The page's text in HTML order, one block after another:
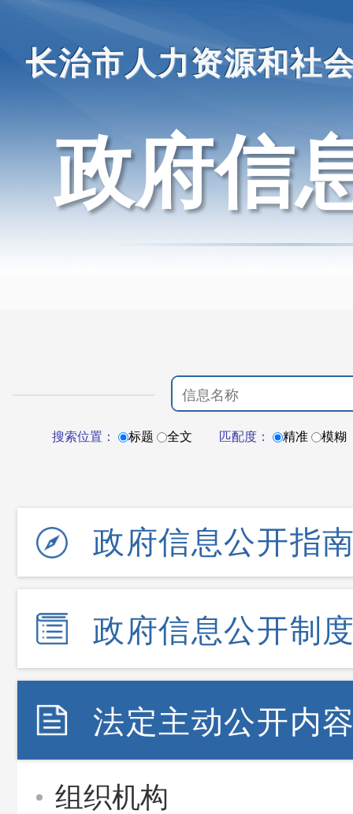
长治市人力资源和社
政府信
搜索位置： 标题 全文 匹配度： 精准 模糊
政府信息公开指
政府信息公开制
法定主动公开内
组织机构